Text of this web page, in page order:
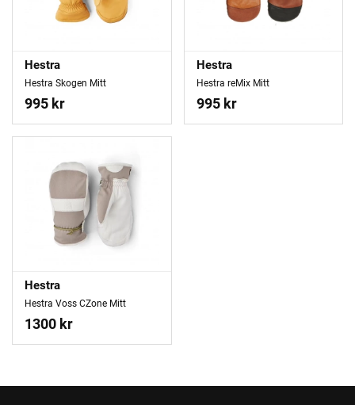
Hestra
Hestra Skogen Mitt
995 kr
Hestra
Hestra reMix Mitt
995 kr
Hestra
Hestra Voss CZone Mitt
1300 kr